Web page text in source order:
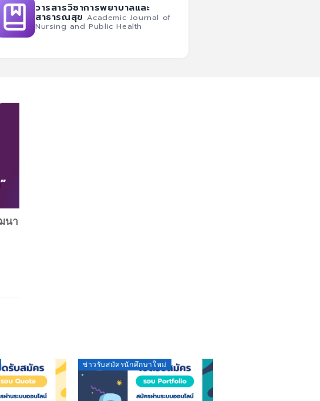
วารสารวิชาการพยาบาลและ
สาธารณสุข Academic Journal of
Nursing and Public Health
นา
ข่าวรับสมัครนักศึกษาใหม่